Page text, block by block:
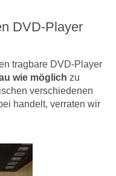
DVD-Player
tragbare DVD-Player
wie möglich zu
verschiedenen
handelt, verraten wir